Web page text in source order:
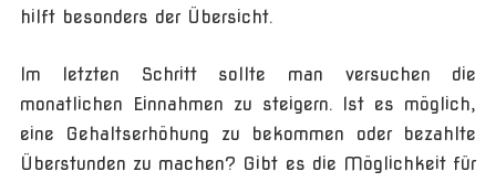
hilft besonders der Übersicht.
Im letzten Schritt sollte man versuchen die
monatlichen Einnahmen zu steigern. Ist es möglich,
eine Gehaltserhöhung zu bekommen oder bezahlte
Überstunden zu machen? Gibt es die Möglichkeit für